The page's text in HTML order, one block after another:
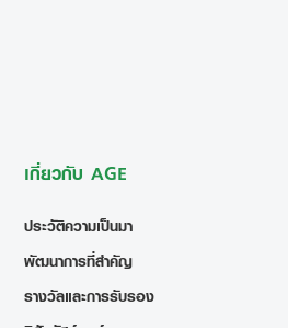
เกี่ยวกับ AGE
ประวัติความเป็นมา
พัฒนาการที่สำคัญ
รางวัลและการรับรอง